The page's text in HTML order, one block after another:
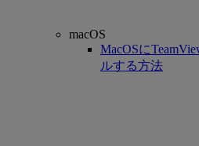
macOS
MacOSに
ルする方法